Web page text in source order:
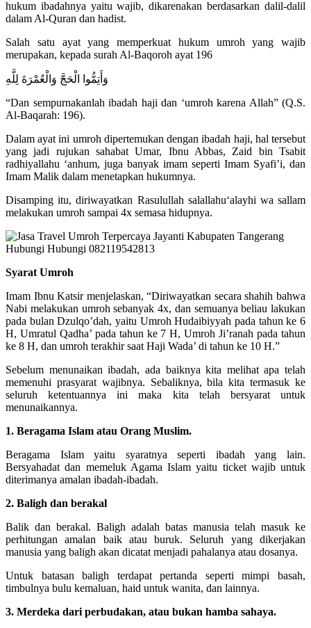
hukum ibadahnya yaitu wajib, dikarenakan berdasarkan dalil-dalil
dalam Al-Quran dan hadist.
Salah satu ayat yang memperkuat hukum umroh yang wajib
merupakan, kepada surah Al-Baqoroh ayat 196
وَأَتِمُّوا الْحَجَّ وَالْعُمْرَةَ لِلَّهِ
“Dan sempurnakanlah ibadah haji dan ‘umroh karena Allah” (Q.S.
Al-Baqarah: 196).
Dalam ayat ini umroh dipertemukan dengan ibadah haji, hal tersebut
yang jadi rujukan sahabat Umar, Ibnu Abbas, Zaid bin Tsabit
radhiyallahu ‘anhum, juga banyak imam seperti Imam Syafi’i, dan
Imam Malik dalam menetapkan hukumnya.
Disamping itu, diriwayatkan Rasulullah salallahu‘alayhi wa sallam
melakukan umroh sampai 4x semasa hidupnya.
Syarat Umroh
Imam Ibnu Katsir menjelaskan, “Diriwayatkan secara shahih bahwa
Nabi melakukan umroh sebanyak 4x, dan semuanya beliau lakukan
pada bulan Dzulqo’dah, yaitu Umroh Hudaibiyyah pada tahun ke 6
H, Umratul Qadha’ pada tahun ke 7 H, Umroh Ji’ranah pada tahun
ke 8 H, dan umroh terakhir saat Haji Wada’ di tahun ke 10 H.”
Sebelum menunaikan ibadah, ada baiknya kita melihat apa telah
memenuhi prasyarat wajibnya. Sebaliknya, bila kita termasuk ke
seluruh ketentuannya ini maka kita telah bersyarat untuk
menunaikannya.
1. Beragama Islam atau Orang Muslim.
Beragama Islam yaitu syaratnya seperti ibadah yang lain.
Bersyahadat dan memeluk Agama Islam yaitu ticket wajib untuk
diterimanya amalan ibadah-ibadah.
2. Baligh dan berakal
Balik dan berakal. Baligh adalah batas manusia telah masuk ke
perhitungan amalan baik atau buruk. Seluruh yang dikerjakan
manusia yang baligh akan dicatat menjadi pahalanya atau dosanya.
Untuk batasan baligh terdapat pertanda seperti mimpi basah,
timbulnya bulu kemaluan, haid untuk wanita, dan lainnya.
3. Merdeka dari perbudakan, atau bukan hamba sahaya.